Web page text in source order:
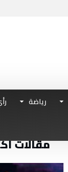
رياضة
مقالات